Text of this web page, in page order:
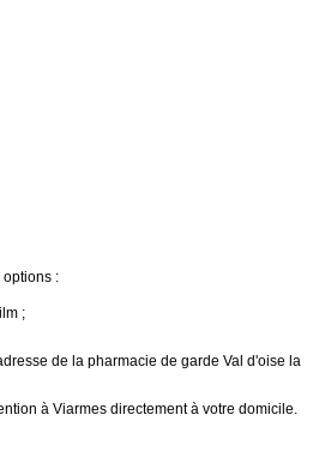
:
;
de la pharmacie de garde Val d'oise la
à Viarmes directement à votre domicile.